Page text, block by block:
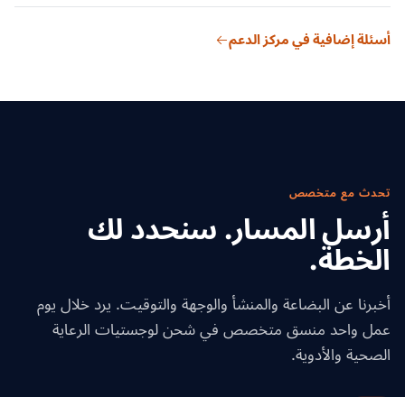
أسئلة إضافية في مركز الدعم
تحدث مع متخصص
أرسل المسار. سنحدد لك
الخطة.
أخبرنا عن البضاعة والمنشأ والوجهة والتوقيت. يرد خلال يوم
عمل واحد منسق متخصص في شحن لوجستيات الرعاية
الصحية والأدوية.